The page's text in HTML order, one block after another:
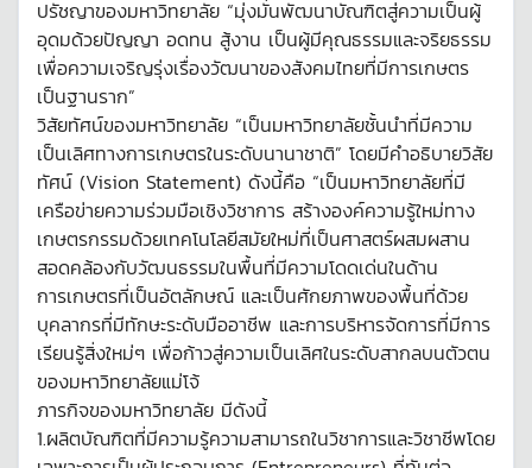
ปรัชญาของมหาวิทยาลัย “มุ่งมั่นพัฒนาบัณฑิตสู่ความเป็นผู้
อุดมด้วยปัญญา อดทน สู้งาน เป็นผู้มีคุณธรรมและจริยธรรม
เพื่อความเจริญรุ่งเรื่องวัฒนาของสังคมไทยที่มีการเกษตร
เป็นฐานราก”
วิสัยทัศน์ของมหาวิทยาลัย “เป็นมหาวิทยาลัยชั้นนำที่มีความ
เป็นเลิศทางการเกษตรในระดับนานาชาติ” โดยมีคำอธิบายวิสัย
ทัศน์ (Vision Statement) ดังนี้คือ “เป็นมหาวิทยาลัยที่มี
เครือข่ายความร่วมมือเชิงวิชาการ สร้างองค์ความรู้ใหม่ทาง
เกษตรกรรมด้วยเทคโนโลยีสมัยใหม่ที่เป็นศาสตร์ผสมผสาน
สอดคล้องกับวัฒนธรรมในพื้นที่มีความโดดเด่นในด้าน
การเกษตรที่เป็นอัตลักษณ์ และเป็นศักยภาพของพื้นที่ด้วย
บุคลากรที่มีทักษะระดับมืออาชีพ และการบริหารจัดการที่มีการ
เรียนรู้สิ่งใหม่ๆ เพื่อก้าวสู่ความเป็นเลิศในระดับสากลบนตัวตน
ของมหาวิทยาลัยแม่โจ้
ภารกิจของมหาวิทยาลัย มีดังนี้
1.ผลิตบัณฑิตที่มีความรู้ความสามารถในวิชาการและวิชาชีพโดย